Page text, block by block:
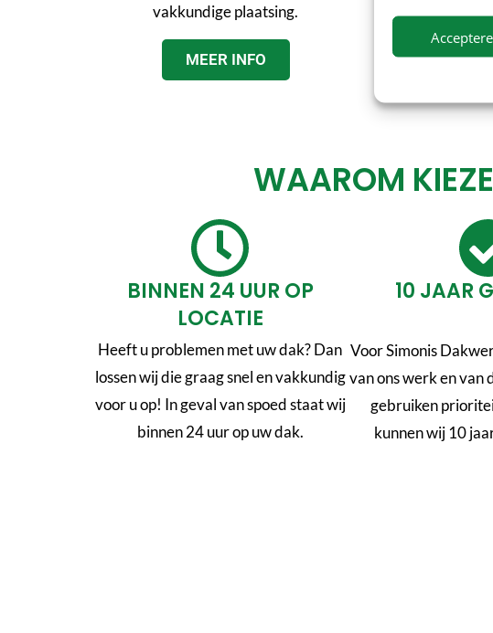
vakkundige plaatsing.
MEER INFO
veelzijdig
MEER
WAAROM
BINNEN 24 UUR OP
LOCATIE
Heeft u problemen met uw dak? Dan
lossen wij die graag snel en vakkundig
voor u op! In geval van spoed staat wij
binnen 24 uur op uw dak.
10 JAAR
Voor Simonis
van ons werk en van
gebruiken
kunnen wij 10